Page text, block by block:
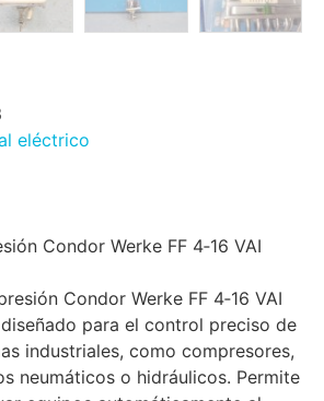
eléctrico
Condor Werke FF 4‑16 VAI
Condor Werke FF 4‑16 VAI
para el control preciso de
industriales, como compresores,
neumáticos o hidráulicos. Permite